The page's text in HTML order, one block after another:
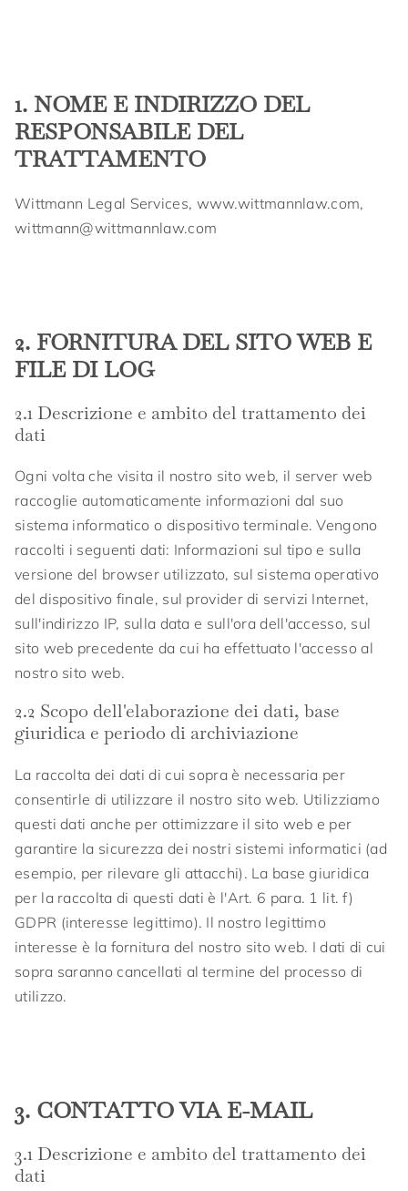
1. NOME E INDIRIZZO DEL
RESPONSABILE DEL
TRATTAMENTO
Wittmann Legal Services, www.wittmannlaw.com,
wittmann@wittmannlaw.com
2. FORNITURA DEL SITO WEB E
FILE DI LOG
2.1 Descrizione e ambito del trattamento dei
dati
Ogni volta che visita il nostro sito web, il server web
raccoglie automaticamente informazioni dal suo
sistema informatico o dispositivo terminale. Vengono
raccolti i seguenti dati: Informazioni sul tipo e sulla
versione del browser utilizzato, sul sistema operativo
del dispositivo finale, sul provider di servizi Internet,
sull'indirizzo IP, sulla data e sull'ora dell'accesso, sul
sito web precedente da cui ha effettuato l'accesso al
nostro sito web.
2.2 Scopo dell'elaborazione dei dati, base
giuridica e periodo di archiviazione
La raccolta dei dati di cui sopra è necessaria per
consentirle di utilizzare il nostro sito web. Utilizziamo
questi dati anche per ottimizzare il sito web e per
garantire la sicurezza dei nostri sistemi informatici (ad
esempio, per rilevare gli attacchi). La base giuridica
per la raccolta di questi dati è l'Art. 6 para. 1 lit. f)
GDPR (interesse legittimo). Il nostro legittimo
interesse è la fornitura del nostro sito web. I dati di cui
sopra saranno cancellati al termine del processo di
utilizzo.
3. CONTATTO VIA E-MAIL
3.1 Descrizione e ambito del trattamento dei
dati